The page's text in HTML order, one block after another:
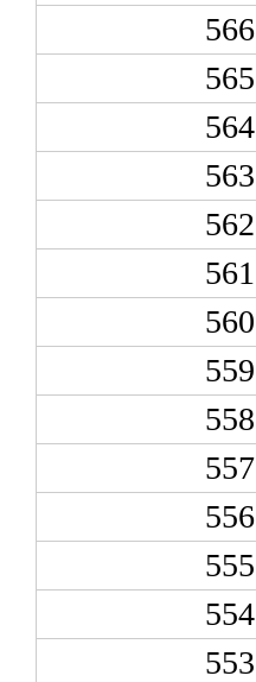
566
565
564
563
562
561
560
559
558
557
556
555
554
553